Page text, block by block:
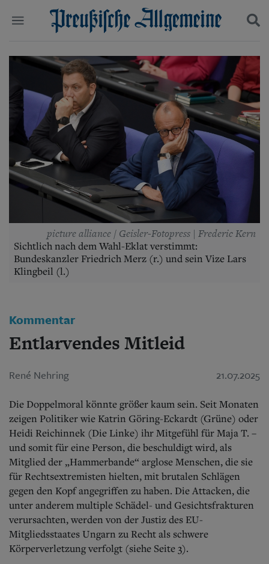
Start
Wer wir sind
Mediadaten
Politik
Kultur
Wirtschaft
Panorama
Gesellschaft
Leben
Geschichte
Ostpreußen
Pommern
Berlin-Brandenburg
Schlesien
Danzig und Westpreußen
Bücher
Suchen und finden
picture alliance / Geisler-Fotopress | Frederic Kern
Sichtlich nach dem Wahl-Eklat verstimmt:
Bundeskanzler Friedrich Merz (r.) und sein Vize Lars
Klingbeil (l.)
Kommentar
Entlarvendes Mitleid
René Nehring 21.07.2025
Die Doppelmoral könnte größer kaum sein. Seit Monaten
zeigen Politiker wie Katrin Göring-Eckardt (Grüne) oder
Heidi Reichinnek (Die Linke) ihr Mitgefühl für Maja T. –
und somit für eine Person, die beschuldigt wird, als
Mitglied der „Hammerbande“ arglose Menschen, die sie
für Rechtsextremisten hielten, mit brutalen Schlägen
gegen den Kopf angegriffen zu haben. Die Attacken, die
unter anderem multiple Schädel- und Gesichtsfrakturen
verursachten, werden von der Justiz des EU-
Mitgliedsstaates Ungarn zu Recht als schwere
Körperverletzung verfolgt (siehe Seite 3).